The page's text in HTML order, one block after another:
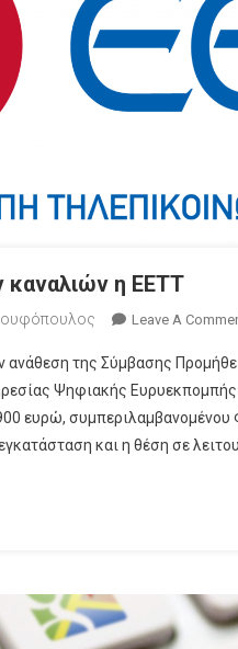
Στη
καναλιών η ΕΕΤΤ
Leave A
ανάθεση της Σύμβασης
Ψηφιακής
ευρώ,
και η θέση σε